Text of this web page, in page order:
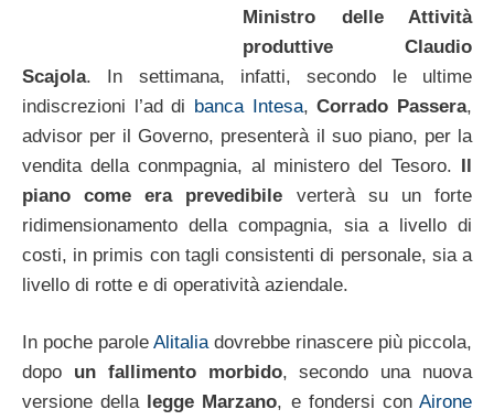
Ministro delle Attività
produttive Claudio
Scajola. In settimana, infatti, secondo le ultime
indiscrezioni l’ad di banca Intesa,Corrado Passera,
advisor per il Governo, presenterà il suo piano, per la
vendita della conmpagnia, al ministero del Tesoro. Il
piano come era prevedibile verterà su un forte
ridimensionamento della compagnia, sia a livello di
costi, in primis con tagli consistenti di personale, sia a
livello di rotte e di operatività aziendale.
In poche parole Alitaliadovrebbe rinascere più piccola,
dopo un fallimento morbido, secondo una nuova
versione della legge Marzano, e fondersi conAirone